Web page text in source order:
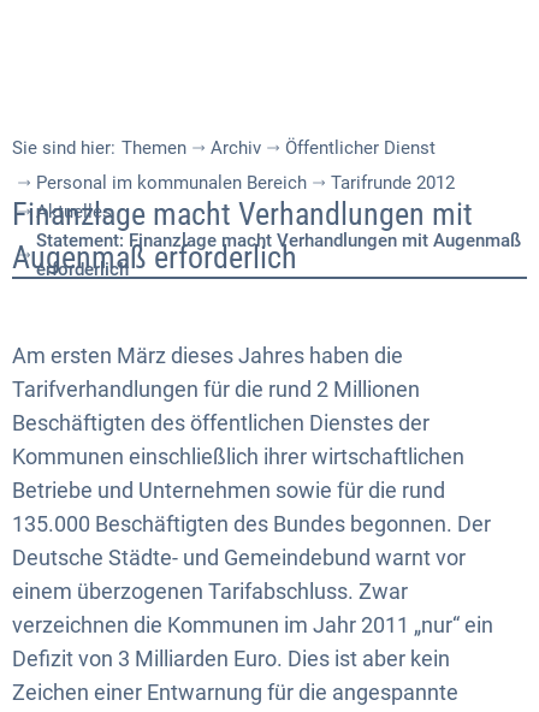
Sie sind hier: Themen Archiv
Öffentlicher Dienst
Personal im kommunalen Bereich
Tarifrunde 2012
Aktuelles
Statement: Finanzlage macht Verhandlungen mit Augenmaß
erforderlich
Statement:
Finanzlage
Verhandlungen
mit
Augenmaß
erforderlich
Finanzlage macht Verhandlungen mit
Augenmaß erforderlich
Am ersten März dieses Jahres haben die
Tarifverhandlungen für die rund 2 Millionen
Beschäftigten des öffentlichen Dienstes der
Kommunen einschließlich ihrer wirtschaftlichen
Betriebe und Unternehmen sowie für die rund
135.000 Beschäftigten des Bundes begonnen. Der
Deutsche Städte- und Gemeindebund warnt vor
einem überzogenen Tarifabschluss. Zwar
verzeichnen die Kommunen im Jahr 2011 „nur“ ein
Defizit von 3 Milliarden Euro. Dies ist aber kein
Zeichen einer Entwarnung für die angespannte